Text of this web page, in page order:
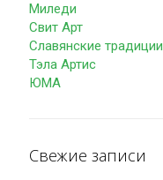
Миледи
Свит Арт
Славянские традиции
Тэла Артис
ЮМА
Свежие записи